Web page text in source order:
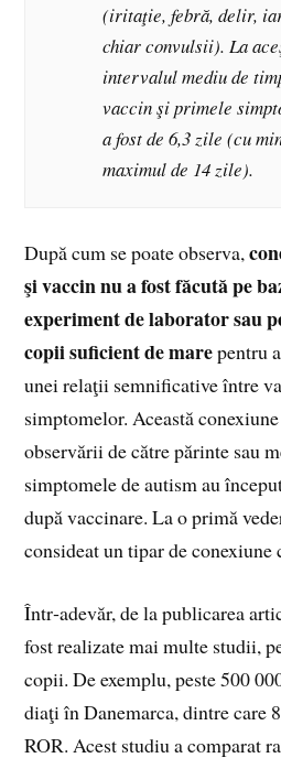
(iritaţie, febră, delir,
chiar convulsii). La
intervalul mediu de
vaccin şi primele
a fost de 6,3 zile (cu
maximul de 14 zile).
După cum se poate observa,
şi vaccin nu a fost făcută pe
experiment de laborator sau
copii suficient de marepentru
unei relaţii semnificative între
simptomelor. Această
observării de către părinte sau
simptomele de autism au
după vaccinare. La o primă
consideat un tipar de conexiune
Într‑adevăr, de la publicarea
fost realizate mai multe studii,
copii. De exemplu, peste 500
diaţi în Danemarca, dintre care
ROR. Acest studiu a comparat